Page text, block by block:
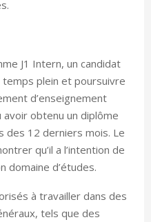
J1 Intern, un candidat
plein et poursuivre
d’enseignement
obtenu un diplôme
des 12 derniers mois. Le
qu’il a l’intention de
domaine d’études.
à travailler dans des
tels que des